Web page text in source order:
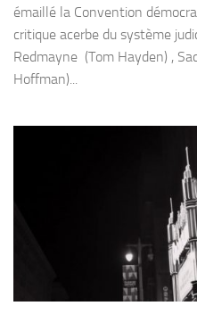
émaillé la Convention
critique acerbe du système
Redmayne (Tom Hayden) ,
Hoffman)...